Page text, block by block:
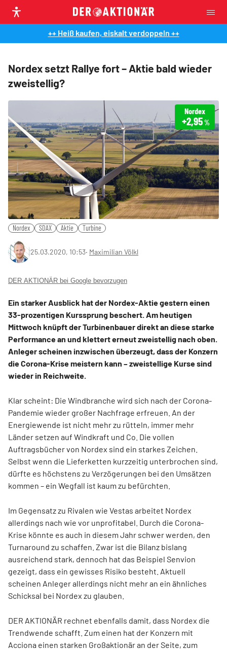
++ Heiß kaufen, eiskalt verdoppeln ++
Nordex setzt Rallye fort – Aktie bald wieder
zweistellig?
Nordex
+2,95%
Nordex SDAX Aktie Turbine
25.03.2020, 10:53‧ Maximilian Völkl
DER AKTIONÄR bei Google bevorzugen
Ein starker Ausblick hat der Nordex-Aktie gestern einen
33-prozentigen Kurssprung beschert. Am heutigen
Mittwoch knüpft der Turbinenbauer direkt an diese starke
Performance an und klettert erneut zweistellig nach oben.
Anleger scheinen inzwischen überzeugt, dass der Konzern
die Corona-Krise meistern kann – zweistellige Kurse sind
wieder in Reichweite.
Klar scheint: Die Windbranche wird sich nach der Corona-
Pandemie wieder großer Nachfrage erfreuen. An der
Energiewende ist nicht mehr zu rütteln, immer mehr
Länder setzen auf Windkraft und Co. Die vollen
Auftragsbücher von Nordex sind ein starkes Zeichen.
Selbst wenn die Lieferketten kurzzeitig unterbrochen sind,
dürfte es höchstens zu Verzögerungen bei den Umsätzen
kommen – ein Wegfall ist kaum zu befürchten.
Im Gegensatz zu Rivalen wie Vestas arbeitet Nordex
allerdings nach wie vor unprofitabel. Durch die Corona-
Krise könnte es auch in diesem Jahr schwer werden, den
Turnaround zu schaffen. Zwar ist die Bilanz bislang
ausreichend stark, dennoch hat das Beispiel Senvion
gezeigt, dass ein gewisses Risiko besteht. Aktuell
scheinen Anleger allerdings nicht mehr an ein ähnliches
Schicksal bei Nordex zu glauben.
DER AKTIONÄR rechnet ebenfalls damit, dass Nordex die
Trendwende schafft. Zum einen hat der Konzern mit
Acciona einen starken Großaktionär an der Seite, zum